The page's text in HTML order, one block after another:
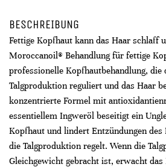
BESCHREIBUNG
Fettige Kopfhaut kann das Haar schlaff
Moroccanoil® Behandlung für fettige
professionelle Kopfhautbehandlung, die
Talgproduktion reguliert und das Haar
konzentrierte Formel mit
essentiellem Ingweröl beseitigt ein
Kopfhaut und lindert Entzündungen
die Talgproduktion regelt. Wenn die
Gleichgewicht gebracht ist, erwacht